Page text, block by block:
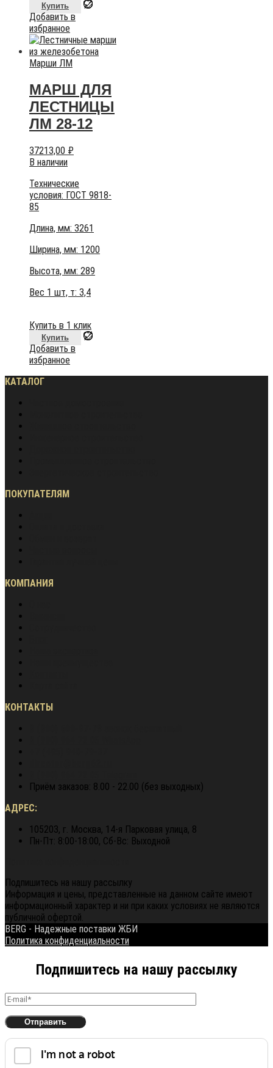
Купить
Добавить в
избранное
Марши ЛМ
МАРШ ДЛЯ
ЛЕСТНИЦЫ
ЛМ 28-12
37213,00 ₽
В наличии
Технические
условия: ГОСТ 9818-
85
Длина, мм: 3261
Ширина, мм: 1200
Высота, мм: 289
Вес 1 шт, т: 3,4
Купить в 1 клик
Купить
Добавить в
избранное
КАТАЛОГ
ПОКУПАТЕЛЯМ
КОМПАНИЯ
КОНТАКТЫ
Приём заказов: 8.00 - 22.00 (без выходных)
АДРЕС:
105203, г. Москва, 14-я Парковая улица, 8
Пн-Пт: 8:00-18:00, Сб-Вс: Выходной
Подпишитесь на нашу рассылку
Информация и цены, представленные на данном сайте имеют
информационный характер и ни при каких условиях не являются
публичной офертой.
BERG - Надежные поставки ЖБИ
Политика конфиденциальности
Подпишитесь на нашу рассылку